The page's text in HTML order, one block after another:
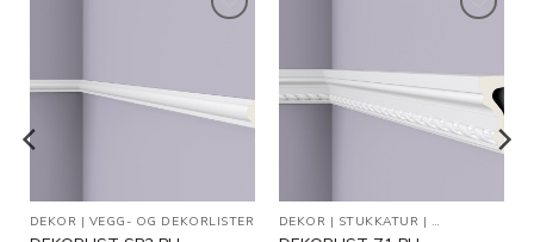
ønskeliste
DEKOR | VEGG- OG DEKORLISTER
i
ønskeliste
DEKOR | STUKKATUR | VEGG- OG